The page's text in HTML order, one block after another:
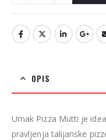
OPIS
Umak Pizza Mutti je
pravljenja talijanske